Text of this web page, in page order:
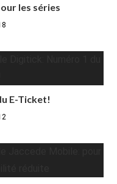
les séries
E-Ticket!